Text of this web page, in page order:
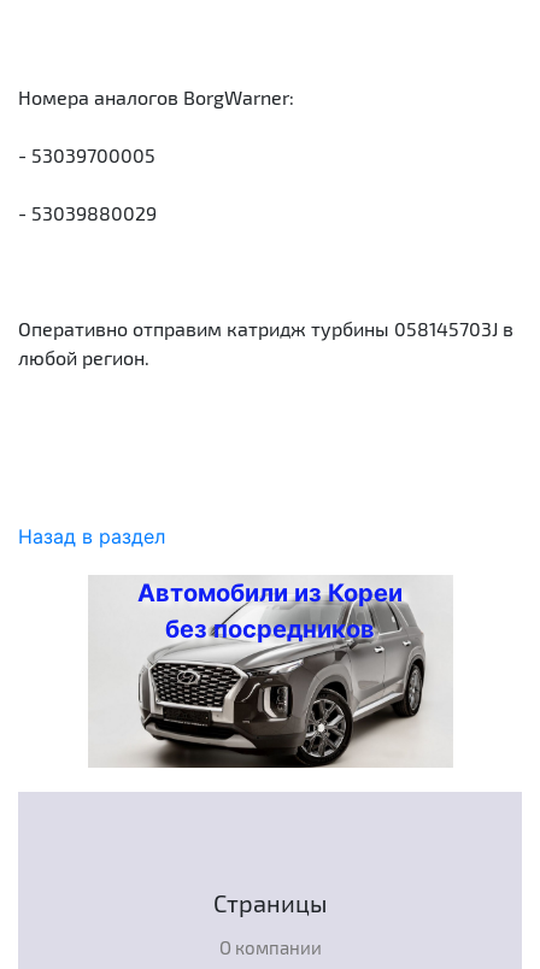
Номера аналогов BorgWarner:
- 53039700005
- 53039880029
Оперативно отправим катридж турбины 058145703J в
любой регион.
Назад в раздел
Автомобили из Кореи
без посредников
Страницы
О компании